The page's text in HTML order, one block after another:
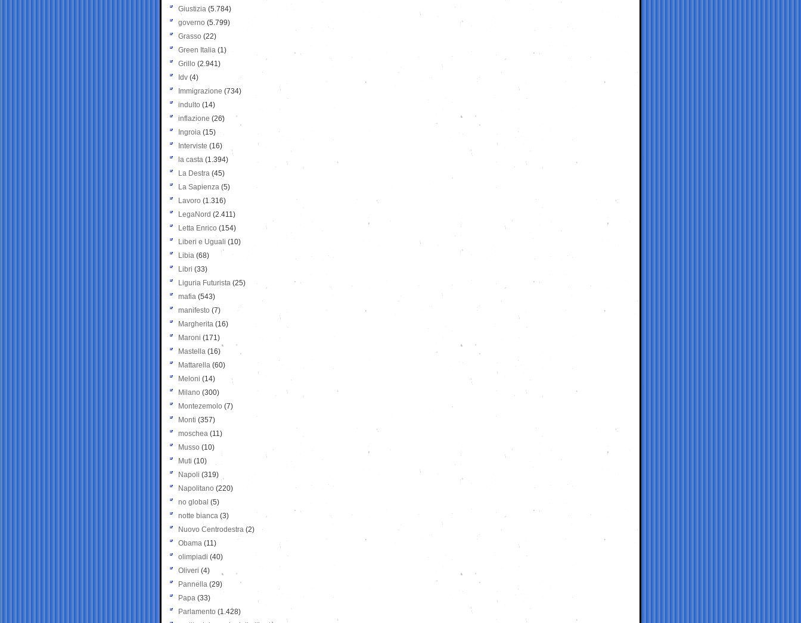
Giustizia (5.784)
governo (5.799)
Grasso (22)
Green Italia (1)
Grillo (2.941)
Idv (4)
Immigrazione (734)
indulto (14)
inflazione (26)
Ingroia (15)
Interviste (16)
la casta (1.394)
La Destra (45)
La Sapienza (5)
Lavoro (1.316)
LegaNord (2.411)
Letta Enrico (154)
Liberi e Uguali (10)
Libia (68)
Libri (33)
Liguria Futurista (25)
mafia (543)
manifesto (7)
Margherita (16)
Maroni (171)
Mastella (16)
Mattarella (60)
Meloni (14)
Milano (300)
Montezemolo (7)
Monti (357)
moschea (11)
Musso (10)
Muti (10)
Napoli (319)
Napolitano (220)
no global (5)
notte bianca (3)
Nuovo Centrodestra (2)
Obama (11)
olimpiadi (40)
Oliveri (4)
Pannella (29)
Papa (33)
Parlamento (1.428)